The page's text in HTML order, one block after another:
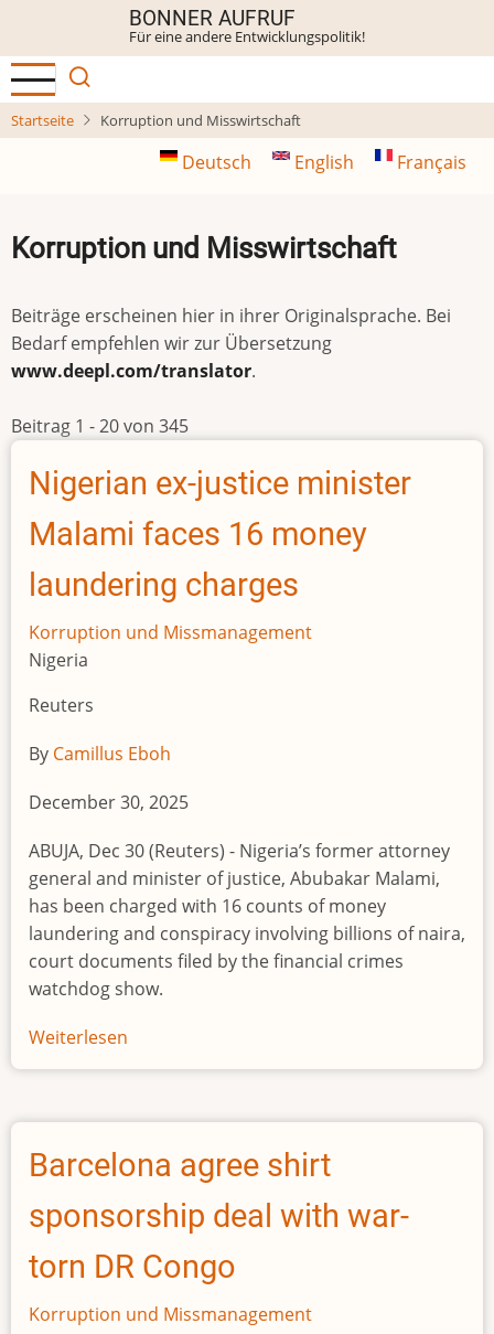
Inhalt
BONNER AUFRUF
Für eine andere Entwicklungspolitik!
Startseite Korruption und Misswirtschaft
Deutsch English Français
Korruption und Misswirtschaft
Beiträge erscheinen hier in ihrer Originalsprache. Bei
Bedarf empfehlen wir zur Übersetzung
www.deepl.com/translator.
Beitrag 1 - 20 von 345
Nigerian ex-justice minister
Malami faces 16 money
laundering charges
Korruption und Missmanagement
Nigeria
Reuters
By Camillus Eboh
December 30, 2025
ABUJA, Dec 30 (Reuters) - Nigeria’s former attorney
general and minister of justice, Abubakar Malami,
has been charged with 16 counts of money
laundering and conspiracy involving billions of naira,
court documents filed by the financial crimes
watchdog show.
Weiterlesen
Nigerian
justice
Malami
faces
16
money
laundering
charges
Barcelona agree shirt
sponsorship deal with war-
torn DR Congo
Korruption und Missmanagement